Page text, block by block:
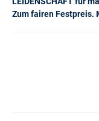
Zum fairen Festpreis.